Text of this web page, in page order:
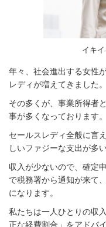
イキ
年々、社会進出する女性
レディが増えてきました。
その多くが、事業所得者
事が多くなっております。
セールスレディ全般に言
しいファジーな支出が多
収入が少ないので、確定
で税務署から通知が来て
になります。
私たちは一人ひとりの収
正な経費割合」をアドバ